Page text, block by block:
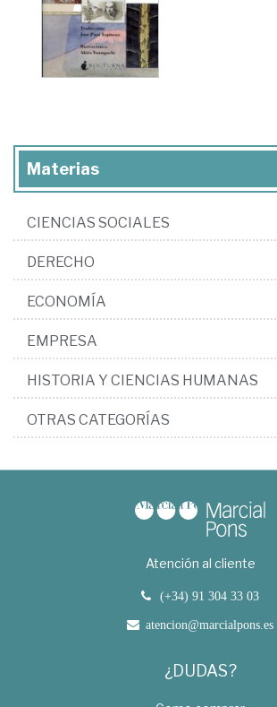
Materias
CIENCIAS SOCIALES
DERECHO
ECONOMÍA
EMPRESA
HISTORIA Y CIENCIAS HUMANAS
OTRAS CATEGORÍAS
Atención al cliente
(+34) 91 304 33 03
atencion@marcialpons.es
¿DUDAS?